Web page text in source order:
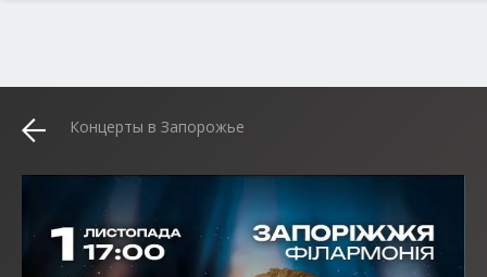
Концерты в Запорожье